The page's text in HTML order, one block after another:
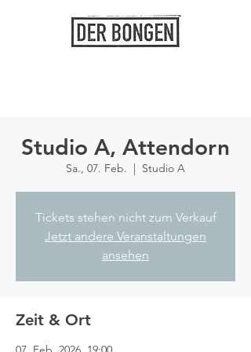
Studio A, Attendorn
Sa., 07. Feb.
  |
Studio A
Tickets stehen nicht zum Verkauf
Jetzt andere Veranstaltungen
ansehen
Zeit & Ort